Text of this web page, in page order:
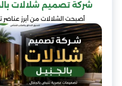
شركة تصميم شلالات بالجبيل
أصبحت الشلالات من أبرز عناصر